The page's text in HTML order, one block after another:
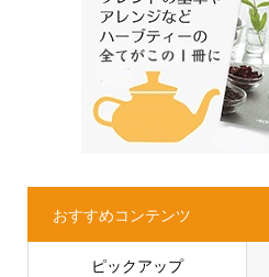
おすすめコンテンツ
ピックアップ